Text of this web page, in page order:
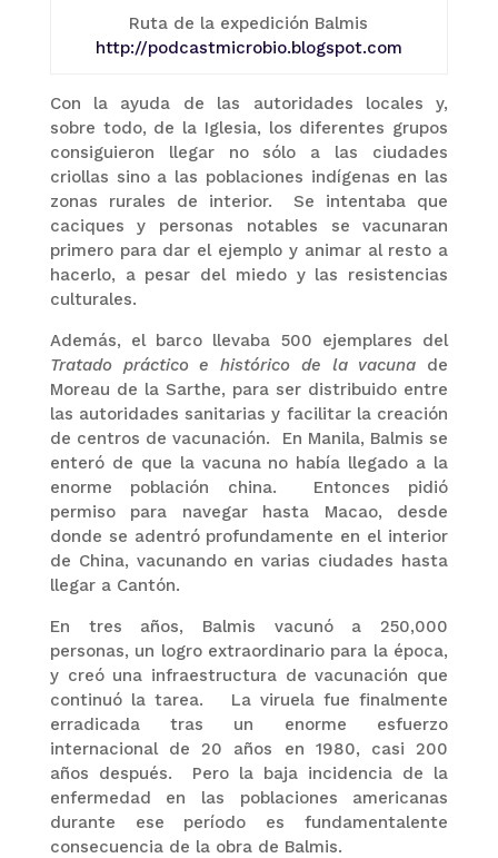
Ruta de la expedición Balmis
http://podcastmicrobio.blogspot.com
Con la ayuda de las autoridades locales y,
sobre todo, de la Iglesia, los diferentes grupos
consiguieron llegar no sólo a las ciudades
criollas sino a las poblaciones indígenas en las
zonas rurales de interior. Se intentaba que
caciques y personas notables se vacunaran
primero para dar el ejemplo y animar al resto a
hacerlo, a pesar del miedo y las resistencias
culturales.
Además, el barco llevaba 500 ejemplares del
Tratado práctico e histórico de la vacuna de
Moreau de la Sarthe, para ser distribuido entre
las autoridades sanitarias y facilitar la creación
de centros de vacunación. En Manila, Balmis se
enteró de que la vacuna no había llegado a la
enorme población china. Entonces pidió
permiso para navegar hasta Macao, desde
donde se adentró profundamente en el interior
de China, vacunando en varias ciudades hasta
llegar a Cantón.
En tres años, Balmis vacunó a 250,000
personas, un logro extraordinario para la época,
y creó una infraestructura de vacunación que
continuó la tarea. La viruela fue finalmente
erradicada tras un enorme esfuerzo
internacional de 20 años en 1980, casi 200
años después. Pero la baja incidencia de la
enfermedad en las poblaciones americanas
durante ese período es fundamentalente
consecuencia de la obra de Balmis.